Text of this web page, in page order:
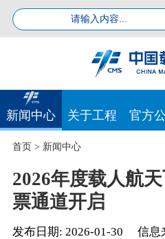
新闻中心 关于工程 官方
首页> 新闻中心
2026年度载人航
票通道开启
发布日期: 2026-01-30 信息